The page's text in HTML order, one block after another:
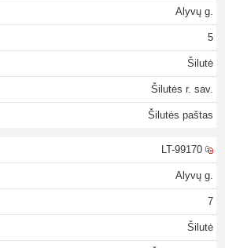
Alyvų g.
5
Šilutė
Šilutės r. sav.
Šilutės paštas
LT-99170
Alyvų g.
7
Šilutė